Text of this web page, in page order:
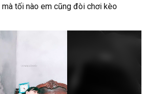
tối nào em cũng đòi chơi kèo